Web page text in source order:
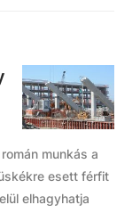
munkás a
esett férfit
elhagyhatja